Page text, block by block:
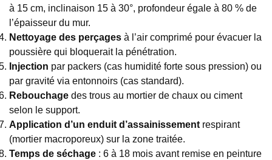
à 15 cm, inclinaison 15 à 30°, profondeur égale à 80 % de
l’épaisseur du mur.
Nettoyage des perçages à l’air comprimé pour évacuer la
poussière qui bloquerait la pénétration.
Injection par packers (cas humidité forte sous pression) ou
par gravité via entonnoirs (cas standard).
Rebouchage des trous au mortier de chaux ou ciment
selon le support.
Application d’un enduit d’assainissement respirant
(mortier macroporeux) sur la zone traitée.
Temps de séchage : 6 à 18 mois avant remise en peinture